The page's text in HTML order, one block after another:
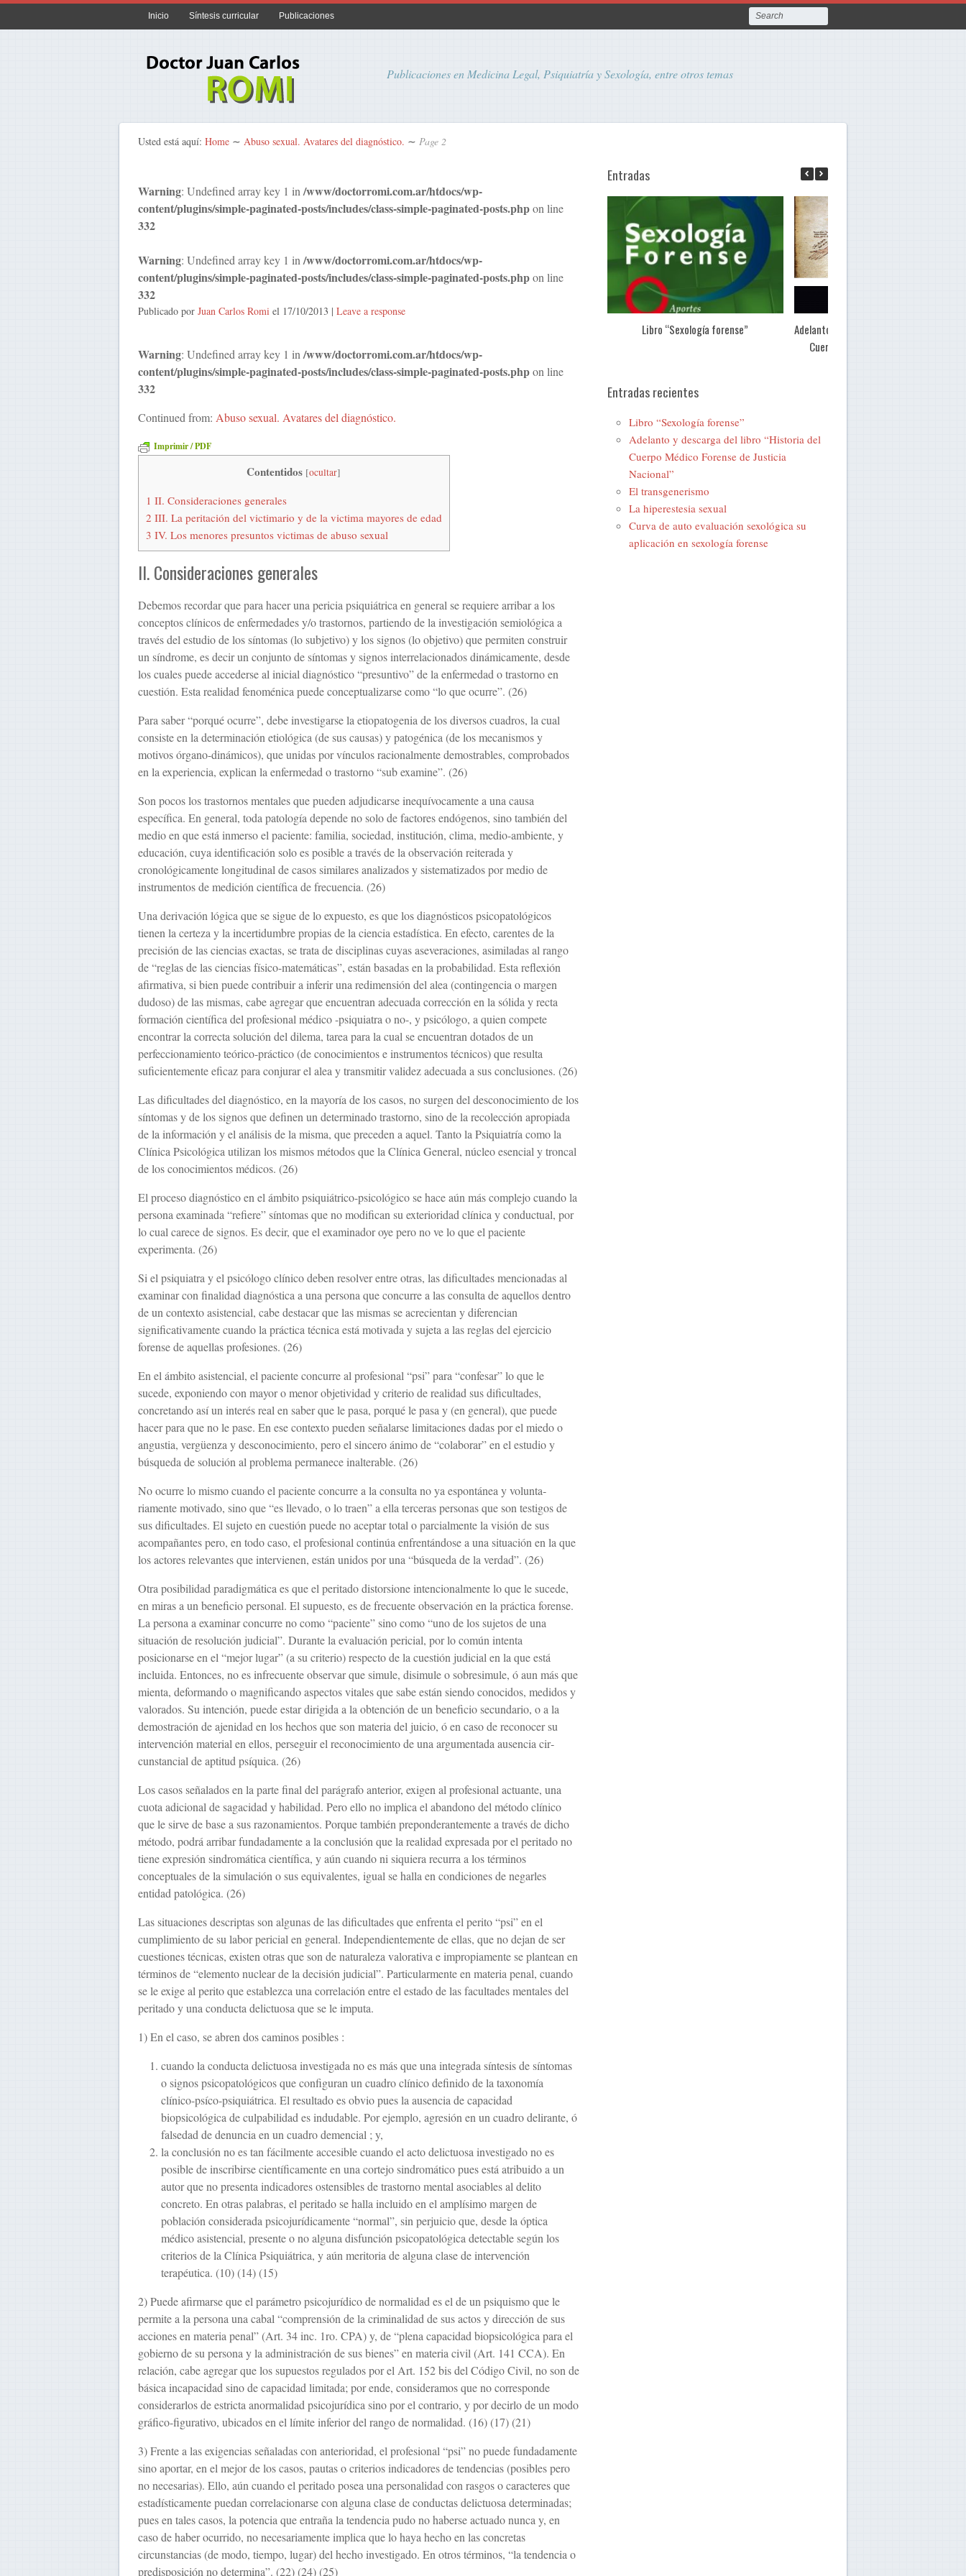
Inicio Síntesis curricular Publicaciones
Publicaciones en Medicina Legal, Psiquiatría y Sexología, entre otros temas
Usted está aquí: Home ∼ Abuso sexual. Avatares del diagnóstico. ∼ Page 2
Warning: Undefined array key 1 in /www/doctorromi.com.ar/htdocs/wp-
content/plugins/simple-paginated-posts/includes/class-simple-paginated-posts.phpon line
332
Warning: Undefined array key 1 in /www/doctorromi.com.ar/htdocs/wp-
content/plugins/simple-paginated-posts/includes/class-simple-paginated-posts.phpon line
332
Publicado por Juan Carlos Romiel 17/10/2013 | Leave a response
Warning: Undefined array key 1 in /www/doctorromi.com.ar/htdocs/wp-
content/plugins/simple-paginated-posts/includes/class-simple-paginated-posts.phpon line
332
Continued from: Abuso sexual. Avatares del diagnóstico.
Imprimir / PDF
Contentidos [ocultar]
1 II. Conside­raciones generales
2 III. La peritación del victimario y de la victima mayores de edad
3 IV. Los menores presuntos victimas de abuso sexual
II. Conside­raciones generales
Debemos recordar que para hacer una pericia psiquiátrica en general se requiere arribar a los
conceptos clínicos de enfermedades y/o trastornos, partiendo de la investigación semiológica a
través del estudio de los sín­tomas (lo subjetivo) y los signos (lo objetivo) que permiten construir
un síndrome, es decir un conjunto de síntomas y signos interrelacionados dinámicamente, desde
los cuales puede accederse al inicial diagnóstico “presuntivo” de la enfermedad o trastorno en
cuestión. Esta realidad fenoménica puede conceptualizarse como “lo que ocurre”. (26)
Para saber “porqué ocurre”, debe investigarse la etiopatogenia de los diversos cuadros, la cual
consiste en la determinación etiológica (de sus causas) y patogénica (de los me­canismos y
motivos órgano-dinámicos), que unidas por vínculos racionalmente demos­trables, comprobados
en la experiencia, explican la enfermedad o trastorno “sub exa­mine”. (26)
Son pocos los trastornos mentales que pueden adjudicarse inequívocamente a una causa
específica. En general, toda patología depende no solo de factores endógenos, sino también del
medio en que está inmerso el paciente: familia, sociedad, institución, clima, medio-ambiente, y
educación, cuya identificación solo es posible a través de la observa­ción reiterada y
cronológicamente longitudinal de casos similares analizados y sistema­tizados por medio de
instrumentos de medición científica de frecuencia. (26)
Una derivación lógica que se sigue de lo expuesto, es que los diagnósticos psicopatológi­cos
tienen la certeza y la incertidumbre propias de la ciencia estadística. En efecto, carentes de la
precisión de las ciencias exactas, se trata de disciplinas cuyas aseveraciones, asimiladas al rango
de “reglas de las ciencias físico-matemáticas”, están basadas en la probabilidad. Esta reflexión
afirmativa, si bien puede contribuir a inferir una redimensión del alea (contingencia o margen
dudoso) de las mismas, cabe agregar que encuentran adecuada corrección en la sólida y recta
formación científica del profe­sional médico -psiquiatra o no-, y psicólogo, a quien compete
encontrar la correcta so­lución del dilema, tarea para la cual se encuentran dotados de un
perfeccionamiento teó­rico-práctico (de conocimientos e instrumentos técnicos) que resulta
suficientemente eficaz para conjurar el alea y transmitir validez adecuada a sus conclusiones. (26)
Las dificultades del diagnóstico, en la mayoría de los casos, no surgen del desconoci­miento de los
síntomas y de los signos que definen un determinado trastorno, sino de la recolección apropiada
de la información y el análisis de la misma, que preceden a aquel. Tanto la Psiquiatría como la
Clínica Psicológica utilizan los mismos métodos que la Clínica General, núcleo esencial y troncal
de los conocimientos médicos. (26)
El proceso diagnóstico en el ámbito psiquiátrico-psicológico se hace aún más complejo cuando la
persona examinada “refiere” síntomas que no modifican su exterioridad clí­nica y conductual, por
lo cual carece de signos. Es decir, que el examinador oye pero no ve lo que el paciente
experimenta. (26)
Si el psiquiatra y el psicólogo clínico deben resolver entre otras, las dificultades mencio­nadas al
examinar con finalidad diagnóstica a una persona que concurre a las consulta de aquellos dentro
de un contexto asistencial, cabe destacar que las mismas se acrecientan y diferencian
significativamente cuando la práctica técnica está motivada y sujeta a las reglas del ejercicio
forense de aquellas profesiones. (26)
En el ámbito asistencial, el paciente concurre al profesional “psi” para “confesar” lo que le
sucede, exponiendo con mayor o menor objetividad y criterio de realidad sus dificul­tades,
concretando así un interés real en saber que le pasa, porqué le pasa y (en general), que puede
hacer para que no le pase. En ese contexto pueden señalarse limitaciones da­das por el miedo o
angustia, vergüenza y desconocimiento, pero el sincero ánimo de “colaborar” en el estudio y
búsqueda de solución al problema permanece inalterable. (26)
No ocurre lo mismo cuando el paciente concurre a la consulta no ya espontánea y volunta­
riamente motivado, sino que “es llevado, o lo traen” a ella terceras personas que son testigos de
sus dificultades. El sujeto en cuestión puede no aceptar total o parcial­mente la visión de sus
acompañantes pero, en todo caso, el profesional continúa en­frentándose a una situación en la que
los actores relevantes que intervienen, están uni­dos por una “búsqueda de la verdad”. (26)
Otra posibilidad paradigmática es que el peritado distorsione intencionalmente lo que le sucede,
en miras a un beneficio personal. El supuesto, es de frecuente observación en la práctica forense.
La persona a examinar concurre no como “paciente” sino como “uno de los sujetos de una
situación de resolución judicial”. Durante la evaluación pericial, por lo común intenta
posicionarse en el “mejor lugar” (a su criterio) respecto de la cuestión judicial en la que está
incluida. Entonces, no es infrecuente observar que si­mule, disimule o sobresimule, ó aun más que
mienta, deformando o magnificando as­pectos vitales que sabe están siendo conocidos, medidos y
valorados. Su intención, puede estar dirigida a la obtención de un beneficio secundario, o a la
demostración de ajenidad en los hechos que son materia del juicio, ó en caso de reconocer su
interven­ción material en ellos, perseguir el reconocimiento de una argumentada ausencia cir­
cunstancial de aptitud psíquica. (26)
Los casos señalados en la parte final del parágrafo anterior, exigen al profesional ac­tuante, una
cuota adicional de sagacidad y habilidad. Pero ello no implica el abandono del método clínico
que le sirve de base a sus razonamientos. Porque también preponde­rantemente a través de dicho
método, podrá arribar fundadamente a la conclusión que la realidad expresada por el peritado no
tiene expresión sindromática científica, y aún cuando ni siquiera recurra a los términos
conceptuales de la simulación o sus equiva­lentes, igual se halla en condiciones de negarles
entidad patológica. (26)
Las situaciones descriptas son algunas de las dificultades que enfrenta el perito “psi” en el
cumplimiento de su labor pericial en general. Independientemente de ellas, que no dejan de ser
cuestiones técnicas, existen otras que son de naturaleza valorativa e impro­piamente se plantean en
términos de “elemento nuclear de la decisión judicial”. Parti­cularmente en materia penal, cuando
se le exige al perito que establezca una correlación entre el estado de las facultades mentales del
peritado y una conducta delictuosa que se le imputa.
1) En el caso, se abren dos caminos posibles :
cuando la conducta delictuosa investigada no es más que una integrada síntesis de sín­tomas
o signos psicopatológicos que configuran un cuadro clínico definido de la taxonomía
clínico-psíco-psiquiátrica. El resultado es obvio pues la ausencia de ca­pacidad
biopsicológica de culpabilidad es indudable. Por ejemplo, agresión en un cuadro delirante, ó
falsedad de denuncia en un cuadro demencial ; y,
la conclusión no es tan fácilmente accesible cuando el acto delictuosa investigado no es
posible de inscribirse científicamente en una cortejo sindromático pues está atribuido a un
autor que no presenta indicadores ostensibles de trastorno mental asociables al delito
concreto. En otras palabras, el peritado se halla incluido en el amplísimo margen de
población considerada psicojurídicamente “normal”, sin per­juicio que, desde la óptica
médico asistencial, presente o no alguna disfunción psi­copatológica detectable según los
criterios de la Clínica Psiquiátrica, y aún meritoria de alguna clase de intervención
terapéutica. (10) (14) (15)
2) Puede afirmarse que el parámetro psicojurídico de normalidad es el de un psiquismo que le
permite a la persona una cabal “comprensión de la criminalidad de sus actos y di­rección de sus
acciones en materia penal” (Art. 34 inc. 1ro. CPA) y, de “plena capaci­dad biopsicológica para el
gobierno de su persona y la administración de sus bienes” en materia civil (Art. 141 CCA). En
relación, cabe agregar que los supuestos regulados por el Art. 152 bis del Código Civil, no son de
básica incapacidad sino de capacidad limi­tada; por ende, consideramos que no corresponde
considerarlos de estricta anormalidad psicojurídica sino por el contrario, y por decirlo de un modo
gráfico-figurativo, ubica­dos en el límite inferior del rango de normalidad. (16) (17) (21)
3) Frente a las exigencias señaladas con anterioridad, el profesional “psi” no puede fundada­mente
sino aportar, en el mejor de los casos, pautas o criterios indicadores de tendencias (posibles pero
no necesarias). Ello, aún cuando el peritado posea una perso­nalidad con rasgos o caracteres que
estadísticamente puedan correlacionarse con alguna clase de conductas delictuosa determinadas;
pues en tales casos, la potencia que entraña la tendencia pudo no haberse actuado nunca y, en
caso de haber ocurrido, no necesa­riamente implica que lo haya hecho en las concretas
circunstancias (de modo, tiempo, lugar) del hecho investigado. En otros términos, “la tendencia o
predisposición no de­termina”. (22) (24) (25)
Entradas
Libro “Sexología forense”
Adelanto y descarga del libro “Historia
Cuerpo Médico Forense de Justicia
Entradas recientes
Libro “Sexología forense”
Adelanto y descarga del libro “Historia del
Cuerpo Médico Forense de Justicia
Nacional”
El transgenerismo
La hiperestesia sexual
Curva de auto evaluación sexológica su
aplicación en sexología forense